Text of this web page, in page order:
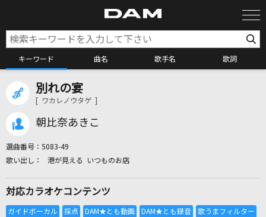
キーワード 曲名 歌手名 歌詞
全国りれき
別れの宴
[ ワカレノウタゲ ]
朝比奈あきこ
選曲番号： 5083-49
港が見える いつものお店
対応カラオケコンテンツ